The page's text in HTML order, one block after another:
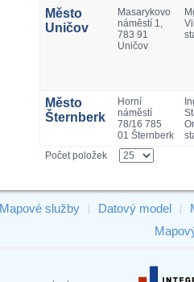
Město
Uničov
Masarykovo
náměstí 1,
783 91
Uničov
Město
Šternberk
Horní
náměstí
78/16 785
01 Šternberk
Počet položek
Mapové služby Datový model